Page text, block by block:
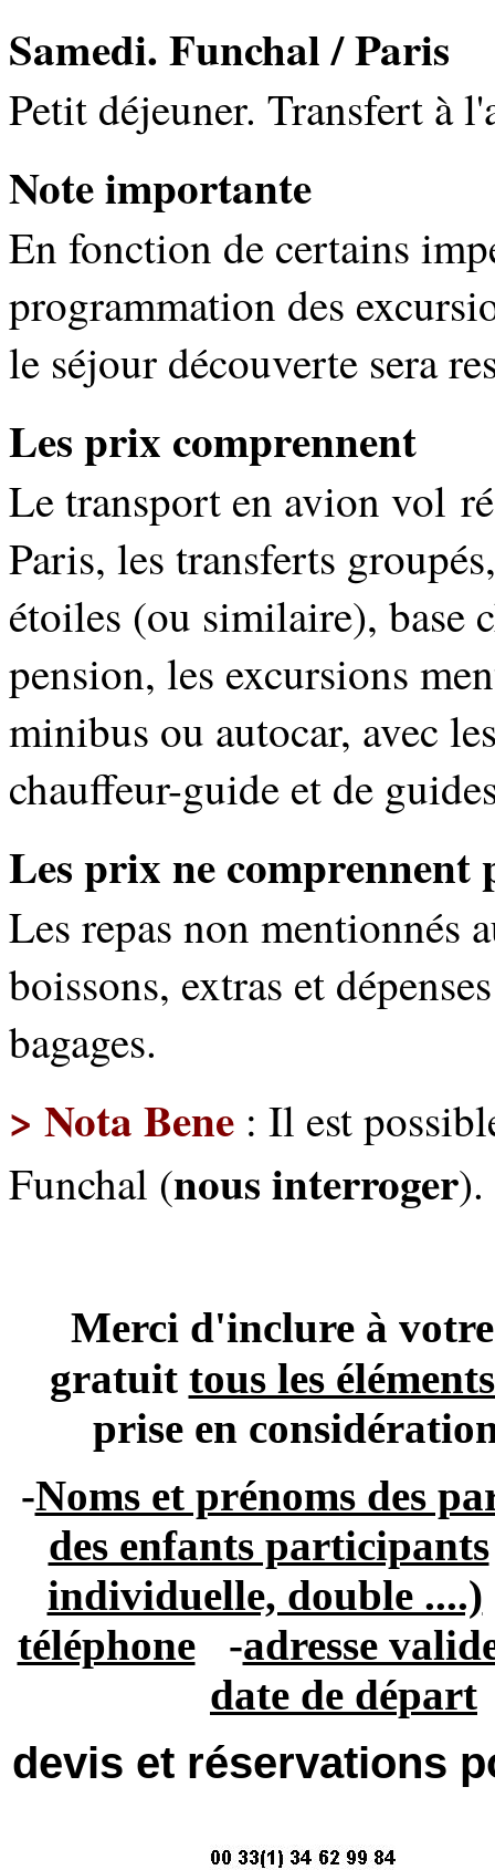
Samedi. Funchal / Paris
Petit déjeuner. Transfert à
Note importante
En fonction de certains
programmation des
le séjour découverte sera
Les prix comprennent
Le transport en avion vol
Paris, les transferts
étoiles (ou similaire), base
pension, les excursions
minibus ou autocar, avec
chauffeur-guide et de
Les prix ne comprennent
Les repas non mentionnés
boissons, extras et
bagages.
> Nota Bene : Il est
Funchal (nous interroger).
Merci d'inclure à
gratuit tous les
prise en
-Noms et prénoms des
des enfants participants
individuelle, double ....)
téléphone-adresse
date de départ
devis et réservations